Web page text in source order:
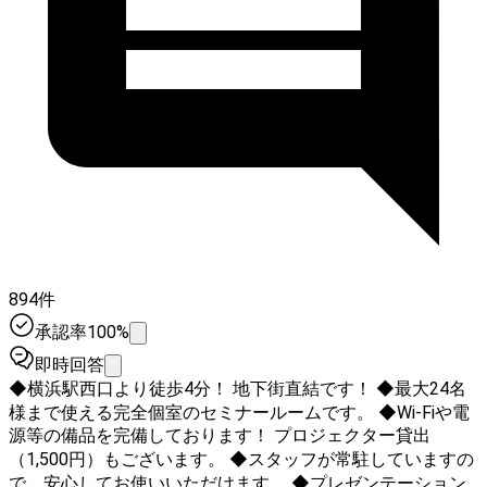
894件
承認率100%
即時回答
◆横浜駅西口より徒歩4分！ 地下街直結です！ ◆最大24名
様まで使える完全個室のセミナールームです。 ◆Wi-Fiや電
源等の備品を完備しております！ プロジェクター貸出
（1,500円）もございます。 ◆スタッフが常駐していますの